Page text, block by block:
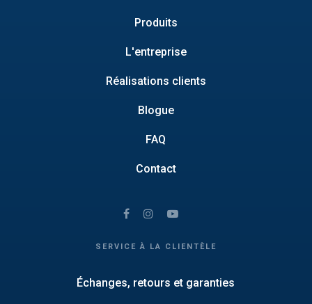
Produits
L'entreprise
Réalisations clients
Blogue
FAQ
Contact
SERVICE À LA CLIENTÈLE
Échanges, retours et garanties